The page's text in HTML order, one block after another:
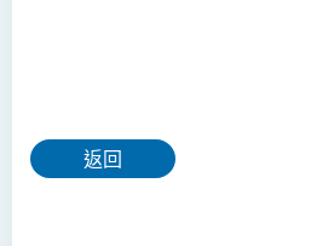
返回